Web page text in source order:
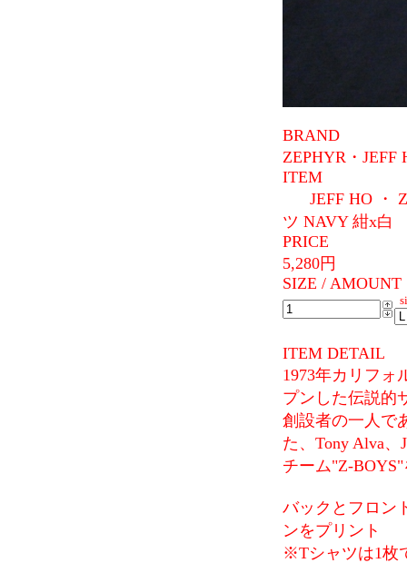
BRAND
ZEPHYR・JEFF
ITEM
JEFF HO ・
ツ NAVY 紺x白
PRICE
5,280円
SIZE / AMOUNT
ITEM DETAIL
1973年カリフォ
プンした伝説的
創設者の一人で
た、Tony Alva、
チーム"Z-
バックとフロン
ンをプリント
※Tシャツは1枚